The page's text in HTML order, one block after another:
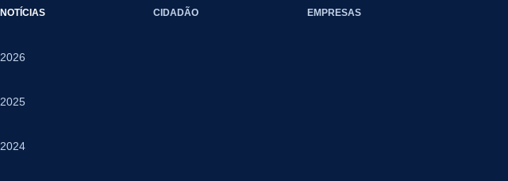
NOTÍCIAS
2026
2025
2024
CIDADÃO EMPRESAS